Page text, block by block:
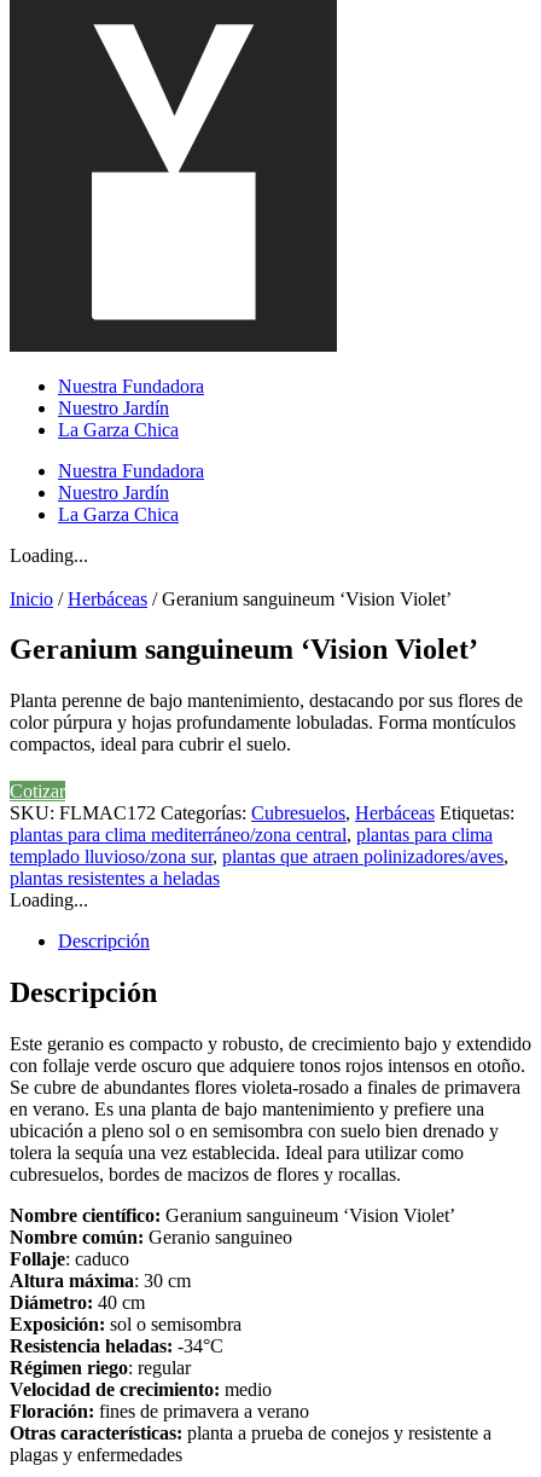
Nuestra Fundadora
Nuestro Jardín
La Garza Chica
Nuestra Fundadora
Nuestro Jardín
La Garza Chica
Loading...
Inicio /Herbáceas / Geranium sanguineum ‘Vision Violet’
Geranium sanguineum ‘Vision Violet’
Planta perenne de bajo mantenimiento, destacando por sus flores de
color púrpura y hojas profundamente lobuladas. Forma montículos
compactos, ideal para cubrir el suelo.
Cotizar
SKU: FLMAC172 Categorías: Cubresuelos, Herbáceas Etiquetas:
plantas para clima mediterráneo/zona central, plantas para clima
templado lluvioso/zona sur, plantas que atraen polinizadores/aves,
plantas resistentes a heladas
Loading...
Descripción
Descripción
Este geranio es compacto y robusto, de crecimiento bajo y extendido
con follaje verde oscuro que adquiere tonos rojos intensos en otoño.
Se cubre de abundantes flores violeta-rosado a finales de primavera
en verano. Es una planta de bajo mantenimiento y prefiere una
ubicación a pleno sol o en semisombra con suelo bien drenado y
tolera la sequía una vez establecida. Ideal para utilizar como
cubresuelos, bordes de macizos de flores y rocallas.
Nombre científico: Geranium sanguineum ‘Vision Violet’
Nombre común: Geranio sanguineo
Follaje: caduco
Altura máxima: 30 cm
Diámetro: 40 cm
Exposición: sol o semisombra
Resistencia heladas: -34°C
Régimen riego: regular
Velocidad de crecimiento: medio
Floración: fines de primavera a verano
Otras características: planta a prueba de conejos y resistente a
plagas y enfermedades